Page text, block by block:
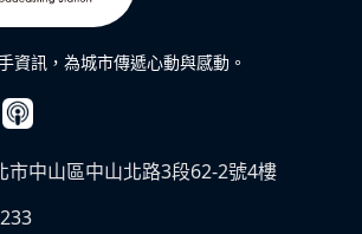
資訊，為城市傳遞心動與感動。
市中山區中山北路3段62-2號4樓